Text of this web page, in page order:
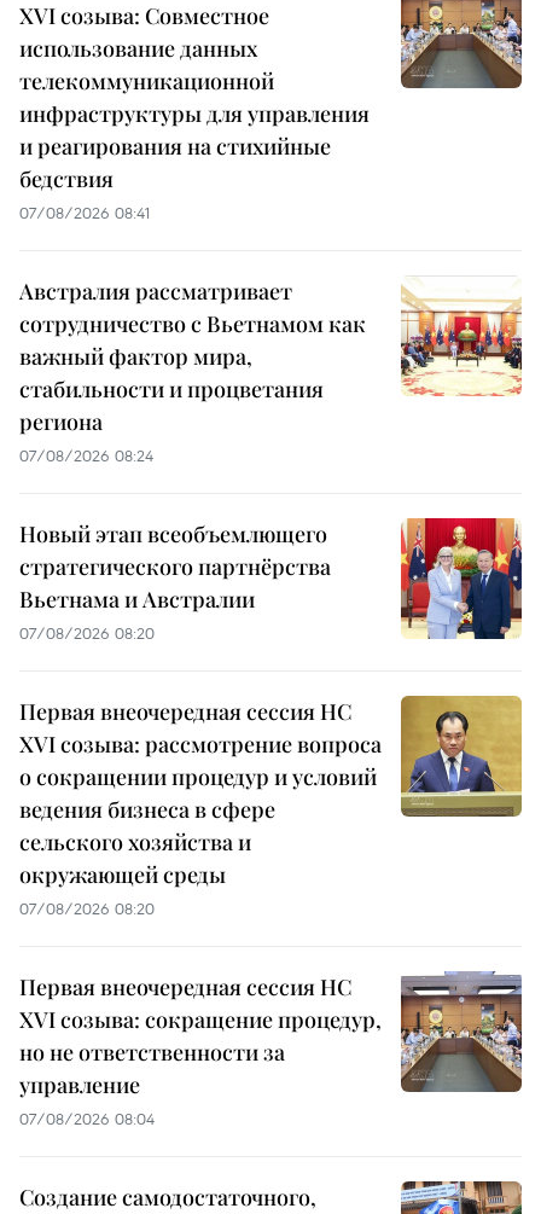
XVI созыва: Совместное
использование данных
телекоммуникационной
инфраструктуры для управления
и реагирования на стихийные
бедствия
07/08/2026 08:41
Австралия рассматривает
сотрудничество с Вьетнамом как
важный фактор мира,
стабильности и процветания
региона
07/08/2026 08:24
Новый этап всеобъемлющего
стратегического партнёрства
Вьетнама и Австралии
07/08/2026 08:20
Первая внеочередная сессия НС
XVI созыва: рассмотрение вопроса
о сокращении процедур и условий
ведения бизнеса в сфере
сельского хозяйства и
окружающей среды
07/08/2026 08:20
Первая внеочередная сессия НС
XVI созыва: сокращение процедур,
но не ответственности за
управление
07/08/2026 08:04
Создание самодостаточного,